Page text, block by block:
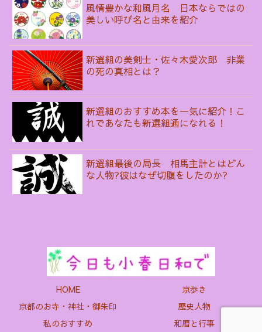
風情豊かな和風月名 日本ならではの
美しい呼び名と由来を紹介
新選組の美剣士・佐々木愛次郎 非業
の死の真相とは？
新選組のおすすめ本を一気に紹介！こ
れであなたも新選組通になれる！
新選組最後の局長 相馬主計とはどん
な人物?彼はなぜ切腹をしたのか?
HOME
京歩き
京都のお寺・神社・御朱印
歴史人物
私のおすすめ
和暦と行事